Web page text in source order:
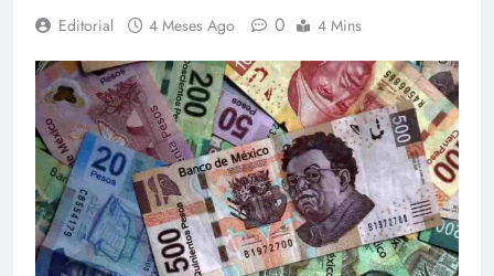
Editorial 4 Meses Ago 0 4 Mins